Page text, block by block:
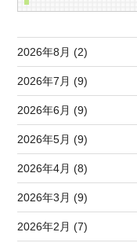
2026年8月 (2)
2026年7月 (9)
2026年6月 (9)
2026年5月 (9)
2026年4月 (8)
2026年3月 (9)
2026年2月 (7)